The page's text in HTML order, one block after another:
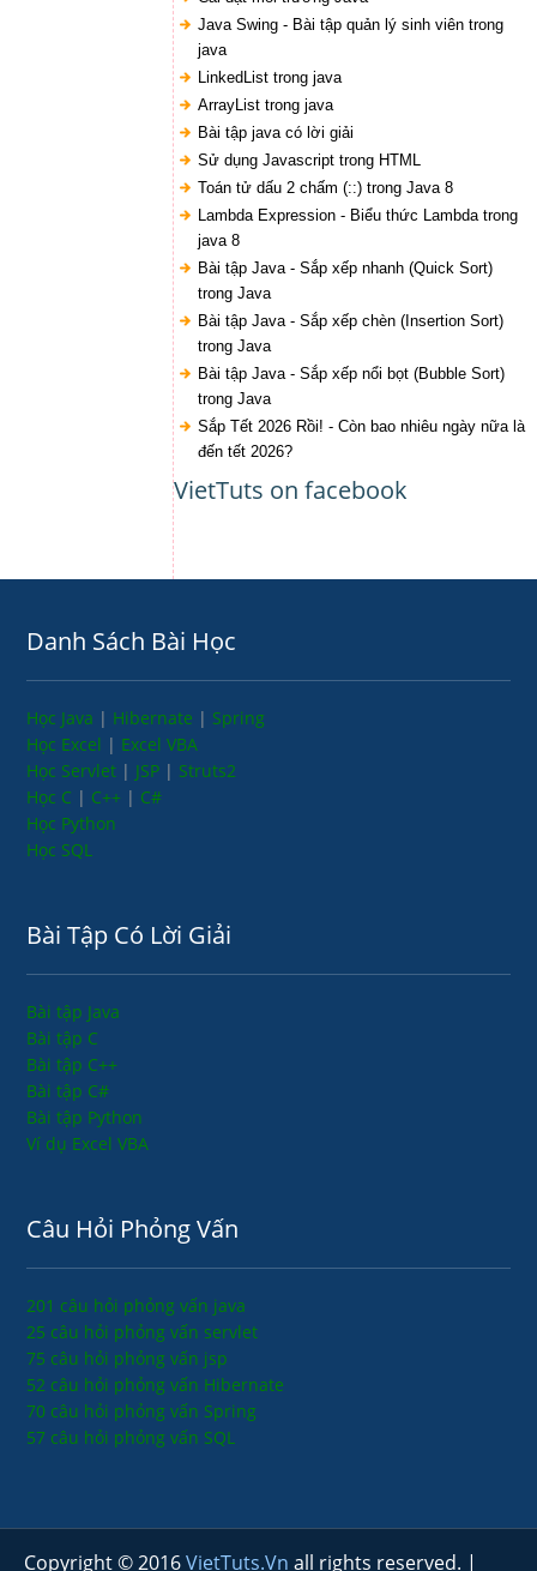
Java Swing - Bài tập quản lý sinh viên trong
java
LinkedList trong java
ArrayList trong java
Bài tập java có lời giải
Sử dụng Javascript trong HTML
Toán tử dấu 2 chấm (::) trong Java 8
Lambda Expression - Biểu thức Lambda trong
java 8
Bài tập Java - Sắp xếp nhanh (Quick Sort)
trong Java
Bài tập Java - Sắp xếp chèn (Insertion Sort)
trong Java
Bài tập Java - Sắp xếp nổi bọt (Bubble Sort)
trong Java
Sắp Tết 2026 Rồi! - Còn bao nhiêu ngày nữa là
đến tết 2026?
VietTuts on facebook
Danh Sách Bài Học
Học Java | Hibernate | Spring
Học Excel | Excel VBA
Học Servlet | JSP | Struts2
Học C | C++ | C#
Học Python
Học SQL
Bài Tập Có Lời Giải
Bài tập Java
Bài tập C
Bài tập C++
Bài tập C#
Bài tập Python
Ví dụ Excel VBA
Câu Hỏi Phỏng Vấn
201 câu hỏi phỏng vấn java
25 câu hỏi phỏng vấn servlet
75 câu hỏi phỏng vấn jsp
52 câu hỏi phỏng vấn Hibernate
70 câu hỏi phỏng vấn Spring
57 câu hỏi phỏng vấn SQL
Copyright © 2016VietTuts.Vn all rights reserved. |